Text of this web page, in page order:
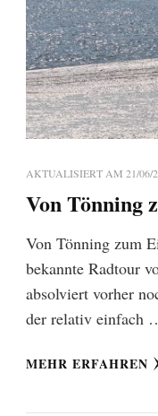
AKTUALISIERT AM 21/06/
Von Tönning
Von Tönning zum
bekannte Radtour
absolviert vorher
der relativ einfach
MEHR ERFAHREN